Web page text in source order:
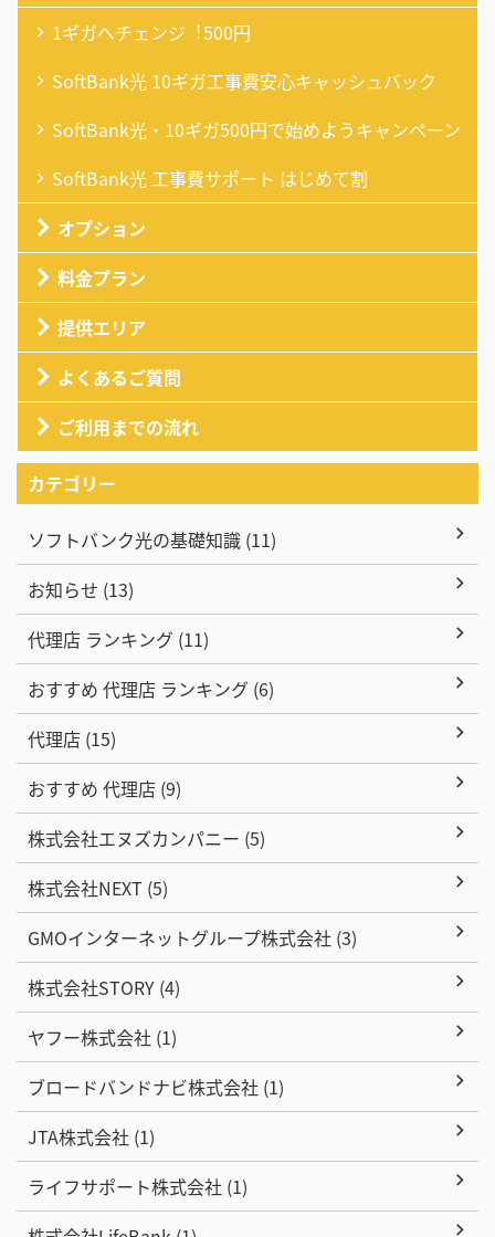
1ギガへチェンジ︕500円
SoftBank光 10ギガ工事費安心キャッシュバック
SoftBank光・10ギガ500円で始めようキャンペーン
SoftBank光 工事費サポート はじめて割
オプション
料金プラン
提供エリア
よくあるご質問
ご利用までの流れ
カテゴリー
ソフトバンク光の基礎知識 (11)
お知らせ (13)
代理店 ランキング (11)
おすすめ 代理店 ランキング (6)
代理店 (15)
おすすめ 代理店 (9)
株式会社エヌズカンパニー (5)
株式会社NEXT (5)
GMOインターネットグループ株式会社 (3)
株式会社STORY (4)
ヤフー株式会社 (1)
ブロードバンドナビ株式会社 (1)
JTA株式会社 (1)
ライフサポート株式会社 (1)